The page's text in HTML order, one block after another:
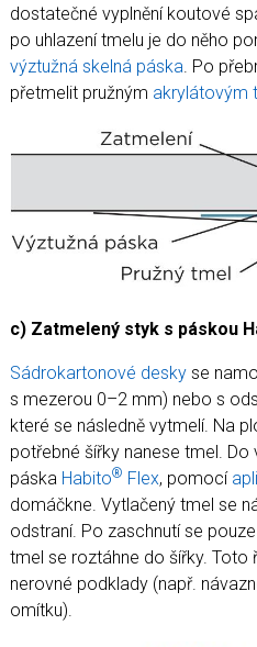
dostatečné vyplnění koutové
po uhlazení tmelu je do něho
výztužná skelná páska . Po
přetmelit pružným akrylátovým
c) Zatmelený styk s páskou
Sádrokartonové desky se
s mezerou 0–2 mm) nebo s
které se následně vytmelí. Na
potřebné šířky nanese tmel.
páska Habito® Flex, pomocí
domáčkne. Vytlačený tmel se
odstraní. Po zaschnutí se
tmel se roztáhne do šířky. Toto
nerovné podklady (např.
omítku).